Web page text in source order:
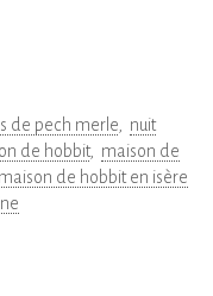
de pech merle
nuit
de hobbit
maison de
maison de hobbit en isère